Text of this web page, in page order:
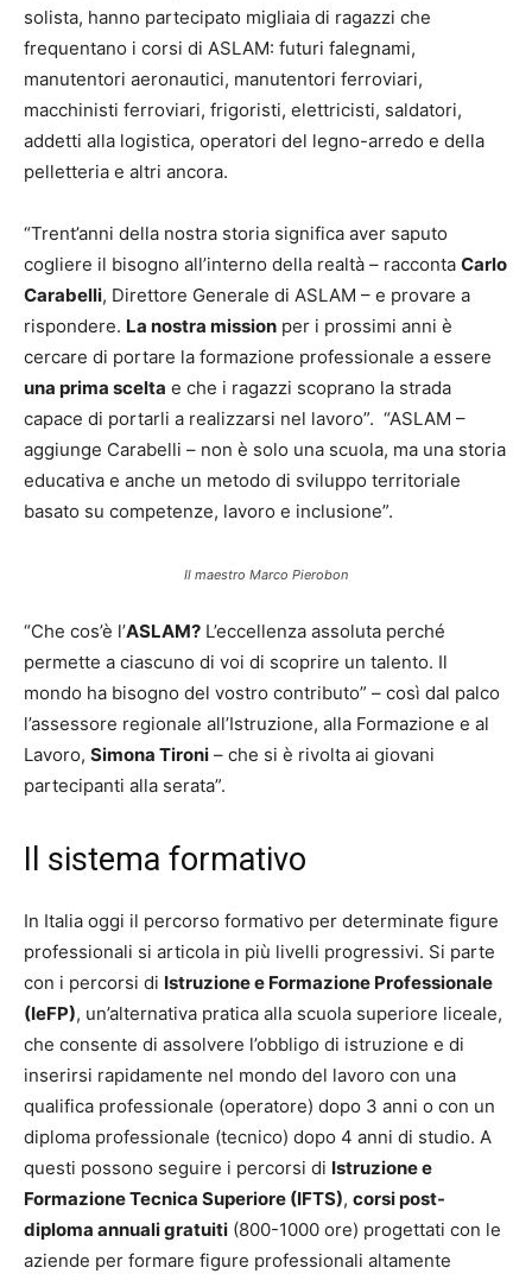
solista, hanno partecipato migliaia di ragazzi che
frequentano i corsi di ASLAM: futuri falegnami,
manutentori aeronautici, manutentori ferroviari,
macchinisti ferroviari, frigoristi, elettricisti, saldatori,
addetti alla logistica, operatori del legno-arredo e della
pelletteria e altri ancora.
“Trent’anni della nostra storia significa aver saputo
cogliere il bisogno all’interno della realtà – racconta Carlo
Carabelli, Direttore Generale di ASLAM – e provare a
rispondere. La nostra mission per i prossimi anni è
cercare di portare la formazione professionale a essere
una prima scelta e che i ragazzi scoprano la strada
capace di portarli a realizzarsi nel lavoro”. “ASLAM –
aggiunge Carabelli – non è solo una scuola, ma una storia
educativa e anche un metodo di sviluppo territoriale
basato su competenze, lavoro e inclusione”.
Il maestro Marco Pierobon
“Che cos’è l’ASLAM? L’eccellenza assoluta perché
permette a ciascuno di voi di scoprire un talento. Il
mondo ha bisogno del vostro contributo” – così dal palco
l’assessore regionale all’Istruzione, alla Formazione e al
Lavoro, Simona Tironi – che si è rivolta ai giovani
partecipanti alla serata”.
Il sistema formativo
In Italia oggi il percorso formativo per determinate figure
professionali si articola in più livelli progressivi. Si parte
con i percorsi di Istruzione e Formazione Professionale
(IeFP), un’alternativa pratica alla scuola superiore liceale,
che consente di assolvere l’obbligo di istruzione e di
inserirsi rapidamente nel mondo del lavoro con una
qualifica professionale (operatore) dopo 3 anni o con un
diploma professionale (tecnico) dopo 4 anni di studio. A
questi possono seguire i percorsi di Istruzione e
Formazione Tecnica Superiore (IFTS), corsi post-
diploma annuali gratuiti (800-1000 ore) progettati con le
aziende per formare figure professionali altamente